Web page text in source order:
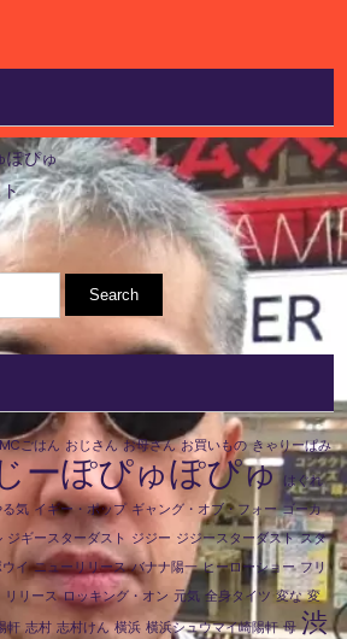
ぽぴゅ
ごはん おじさん お母さん お買いもの きゃりーぱみ
ーぽぴゅぽぴゅ はぐれ
気 イギー・ポップ ギャング・オブ・フォー ゴーカ
ジギースターダスト ジジー ジジースターダスト スタ
イ ニューリリース バナナ陽一 ヒーローショー フリ
リリース ロッキング・オン 元気 全身タイツ 変な 変
軒 志村 志村けん 横浜 横浜シュウマイ崎陽軒 母 渋